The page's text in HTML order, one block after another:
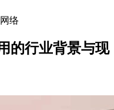
络
的行业背景与现